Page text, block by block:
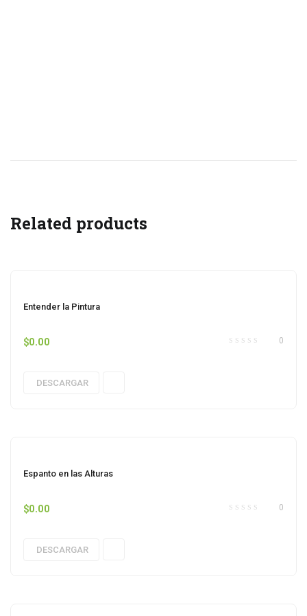
Related products
Entender la Pintura
0
$0.00
DESCARGAR
Espanto en las Alturas
0
$0.00
DESCARGAR